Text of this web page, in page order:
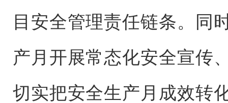
目安全管理责任链条。同
产月开展常态化安全宣传
切实把安全生产月成效转